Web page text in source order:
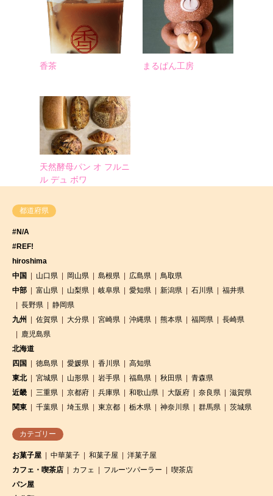
香茶 まるぱん工房
天然酵母パン オ フルニ
ル デュ ボワ
都道府県
#N/A
#REF!
hiroshima
中国
山口県 岡山県 島根県 広島県
鳥取県
中部
富山県 山梨県 岐阜県 愛知県 新潟県 石川県
福井県
長野県
静岡県
九州
佐賀県 大分県 宮崎県 沖縄県 熊本県 福岡県
長崎県
鹿児島県
北海道
四国
徳島県 愛媛県 香川県
高知県
東北
宮城県 山形県 岩手県 福島県 秋田県
青森県
近畿
三重県 京都府 兵庫県 和歌山県 大阪府 奈良県
滋賀県
関東
千葉県 埼玉県 東京都 栃木県 神奈川県 群馬県 茨城県
カテゴリー
お菓子屋 中華菓子 和菓子屋
洋菓子屋
カフェ・喫茶店
カフェ フルーツパーラー
喫茶店
パン屋